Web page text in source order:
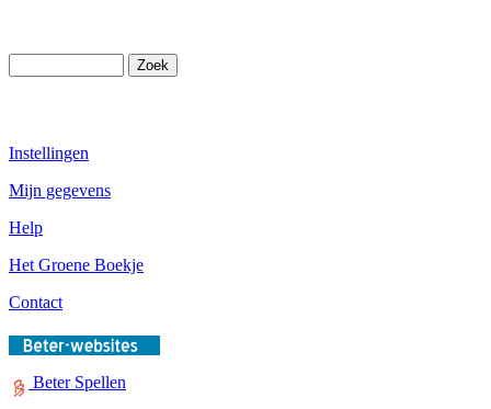
Instellingen
Mijn gegevens
Help
Het Groene Boekje
Contact
Beter Spellen